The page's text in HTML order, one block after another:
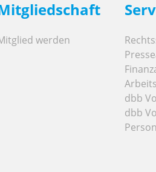
werden
dbb
dbb